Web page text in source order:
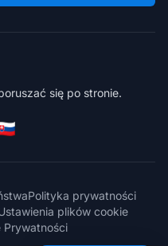
się po stronie.
Polityka prywatności
plików cookie
Prywatności